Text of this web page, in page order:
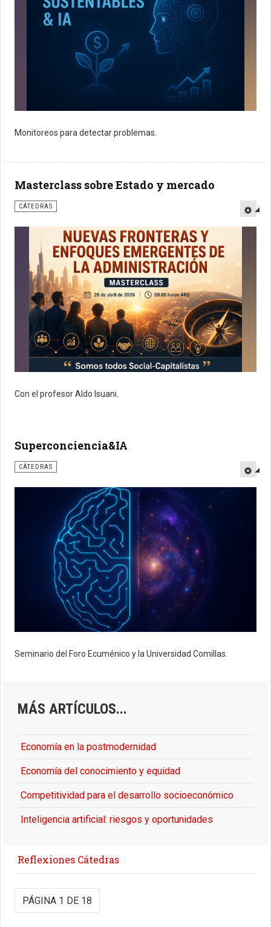
Monitoreos para detectar problemas.
Masterclass sobre Estado y mercado
CÁTEDRAS
Con el profesor Aldo Isuani.
Superconciencia&IA
CÁTEDRAS
Seminario del Foro Ecuménico y la Universidad Comillas.
MÁS ARTÍCULOS...
Economía en la postmodernidad
Economía del conocimiento y equidad
Competitividad para el desarrollo socioeconómico
Inteligencia artificial: riesgos y oportunidades
Reflexiones Cátedras
PÁGINA 1 DE 18